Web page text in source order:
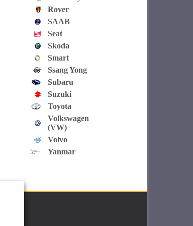
Rover
SAAB
Seat
Skoda
Smart
Ssang Yong
Subaru
Suzuki
Toyota
Volkswagen
(VW)
Volvo
Yanmar